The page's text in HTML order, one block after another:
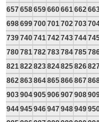
657658659660661 662
698699700701 702 703
739740741 742 743744
780781 782 783784785
821 822 823824825826
862 863864865866867
903904905906907908
944945946947948949